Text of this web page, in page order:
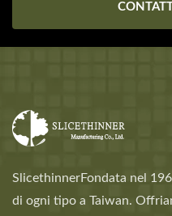
SlicethinnerFondata nel
di ogni tipo a Taiwan.